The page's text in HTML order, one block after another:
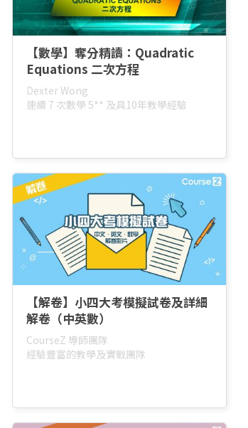
【數學】奪分精讀：Quadratic
Equations 二次方程
Dexter Wong
連續 7 次數學 5** 及具10年教學經驗
【解卷】小四大考模擬試卷及詳細
解卷（中英數）
CourseZ 導師團隊
經驗豐富的教學及實戰團隊